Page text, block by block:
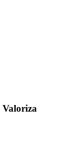
Valoriza